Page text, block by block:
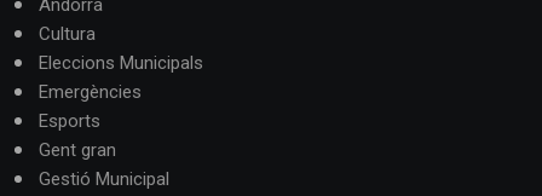
Cultura
Eleccions Municipals
Emergències
Esports
Gent gran
Gestió Municipal